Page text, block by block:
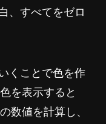
、すべてをゼロ
くことで色を作
を表示すると
数値を計算し、